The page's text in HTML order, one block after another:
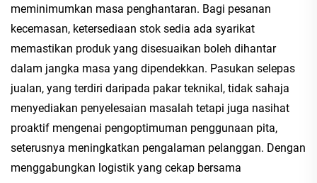
meminimumkan masa penghantaran. Bagi pesanan
kecemasan, ketersediaan stok sedia ada syarikat
memastikan produk yang disesuaikan boleh dihantar
dalam jangka masa yang dipendekkan. Pasukan selepas
jualan, yang terdiri daripada pakar teknikal, tidak sahaja
menyediakan penyelesaian masalah tetapi juga nasihat
proaktif mengenai pengoptimuman penggunaan pita,
seterusnya meningkatkan pengalaman pelanggan. Dengan
menggabungkan logistik yang cekap bersama